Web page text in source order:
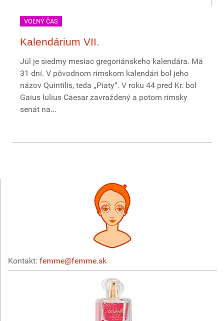
VOĽNÝ ČAS
Kalendárium VII.
Júl je siedmy mesiac gregoriánskeho kalendára. Má
31 dní. V pôvodnom rímskom kalendári bol jeho
názov Quintilis, teda „Piaty“. V roku 44 pred Kr. bol
Gaius Iulius Caesar zavraždený a potom rímsky
senát na...
Kontakt: femme@femme.sk